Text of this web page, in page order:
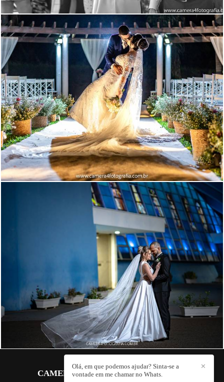
645 13
1459 0
CAMERA 4 FOTOGRAFIA/CONTATO
✕
Olá, em que podemos ajudar? Sinta-se a
vontade em me chamar no Whats.